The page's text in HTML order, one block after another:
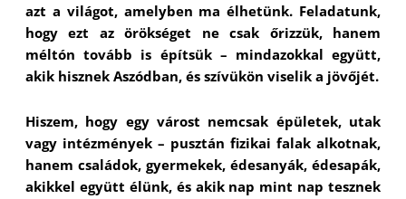
azt a világot, amelyben ma élhetünk. Feladatunk,
hogy ezt az örökséget ne csak őrizzük, hanem
méltón tovább is építsük – mindazokkal együtt,
akik hisznek Aszódban, és szívükön viselik a jövőjét.
Hiszem, hogy egy várost nemcsak épületek, utak
vagy intézmények – pusztán fizikai falak alkotnak,
hanem családok, gyermekek, édesanyák, édesapák,
akikkel együtt élünk, és akik nap mint nap tesznek